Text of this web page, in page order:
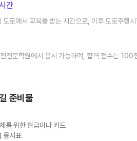
간
도로에서 교육을 받는 시간으로, 이후 도로주행
전문학원에서 응시 가능하며, 합격 점수는 100
준비물
를 위한 현금이나 카드
응시표